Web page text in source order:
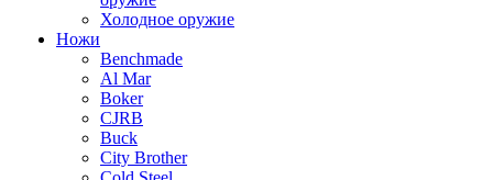
Холодное оружие
Ножи
Benchmade
Al Mar
Boker
CJRB
Buck
City Brother